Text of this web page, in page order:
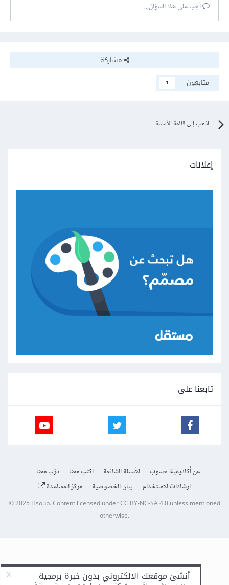
أجب على هذا السؤال...
مشاركة
متابعون
1
اذهب إلى قائمة الأسئلة
إعلانات
تابعنا على
عن أكاديمية حسوب الأسئلة الشائعة اكتب معنا
درّب معنا
إرشادات الاستخدام
بيان الخصوصية مركز المساعدة
© 2025Hsoub.Content licensed underCC BY-NC-SA 4.0unless mentioned
otherwise.